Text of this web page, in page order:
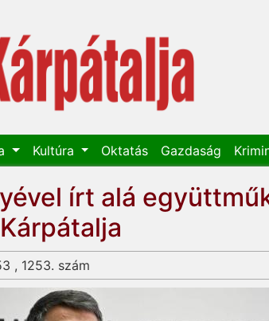
Kultúra Oktatás Gazdaság
írt alá
, 1253. szám